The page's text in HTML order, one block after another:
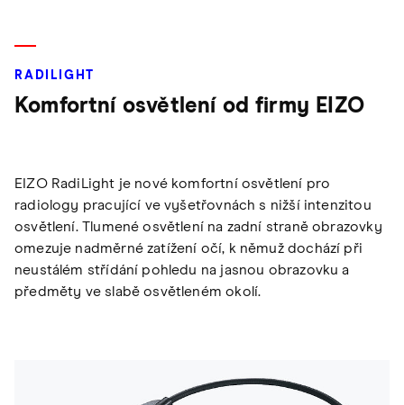
RADILIGHT
Komfortní osvětlení od firmy EIZO
EIZO RadiLight je nové komfortní osvětlení pro
radiology pracující ve vyšetřovnách s nižší intenzitou
osvětlení. Tlumené osvětlení na zadní straně obrazovky
omezuje nadměrné zatížení očí, k němuž dochází při
neustálém střídání pohledu na jasnou obrazovku a
předměty ve slabě osvětleném okolí.